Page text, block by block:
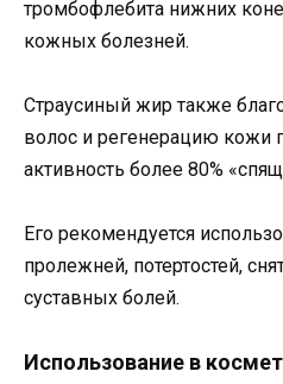
тромбофлебита нижних
кожных болезней.
Страусиный жир также
волос и регенерацию кожи
активность более 80%
Его рекомендуется
пролежней, потертостей,
суставных болей.
Использование в